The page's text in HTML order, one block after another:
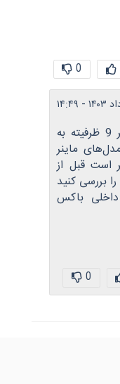
0
سلام، بله، سایلنت باکس ماینر 9 ظرفیته به
ماینر
است قبل از
بررسی کنید
باکس
0